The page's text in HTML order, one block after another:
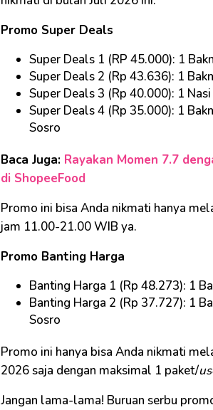
Promo Super Deals
Super Deals 1 (RP 45.000): 1
Super Deals 2 (Rp 43.636): 1
Super Deals 3 (Rp 40.000): 1
Super Deals 4 (Rp 35.000): 1
Sosro
Baca Juga: Rayakan Momen 7.7
di ShopeeFood
Promo ini bisa Anda nikmati hanya
jam 11.00-21.00 WIB ya.
Promo Banting Harga
Banting Harga 1 (Rp 48.273): 1
Banting Harga 2 (Rp 37.727): 1
Sosro
Promo ini hanya bisa Anda nikmati
2026 saja dengan maksimal 1 paket/
Jangan lama-lama! Buruan serbu